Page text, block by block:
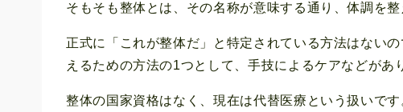
そもそも整体とは、その名称が意味する通り、体調を整
正式に「これが整体だ」と特定されている方法はない
えるための方法の1つとして、手技によるケアなどがあ
整体の国家資格はなく、現在は代替医療という扱いで